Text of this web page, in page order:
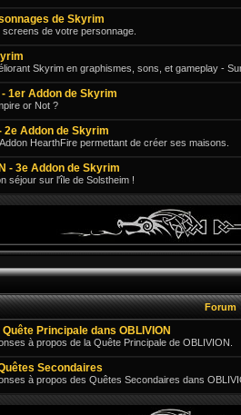
de Skyrim
de votre personnage.
Skyrim en graphismes, sons, et gameplay -
- 1er Addon de Skyrim
or Not ?
2e Addon de Skyrim
HearthFire permettant de créer ses maisons.
- 3e Addon de Skyrim
séjour sur l'île de Solstheim !
Forum
Principale dans OBLIVION
à propos de la Quête Principale de OBLIVION.
Secondaires
à propos des Quêtes Secondaires dans